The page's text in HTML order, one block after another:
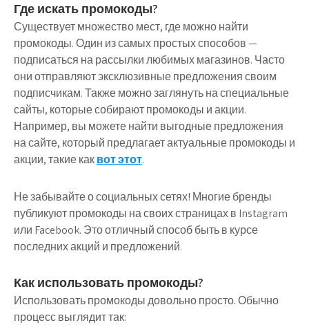
Где искать промокоды?
Существует множество мест, где можно найти
промокоды. Один из самых простых способов —
подписаться на рассылки любимых магазинов. Часто
они отправляют эксклюзивные предложения своим
подписчикам. Также можно заглянуть на специальные
сайты, которые собирают промокоды и акции.
Например, вы можете найти выгодные предложения
на сайте, который предлагает актуальные промокоды и
акции, такие каквот этот.
Не забывайте о социальных сетях! Многие бренды
публикуют промокоды на своих страницах в Instagram
или Facebook. Это отличный способ быть в курсе
последних акций и предложений.
Как использовать промокоды?
Использовать промокоды довольно просто. Обычно
процесс выглядит так: